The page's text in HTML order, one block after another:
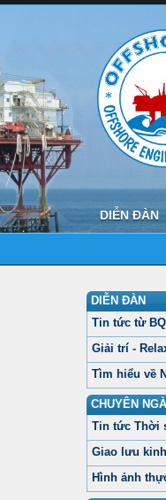
DIỄN ĐÀN
DIỄN ĐÀN
Tin tức từ
Giải trí -
Tìm hiểu về
CHUYÊN
Tin tức Thời
Giao lưu
Hình ảnh